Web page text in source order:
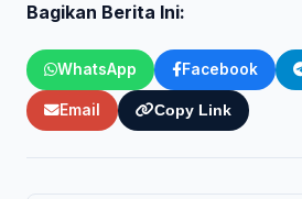
Bagikan Berita Ini:
WhatsApp Facebook
Email Copy Link